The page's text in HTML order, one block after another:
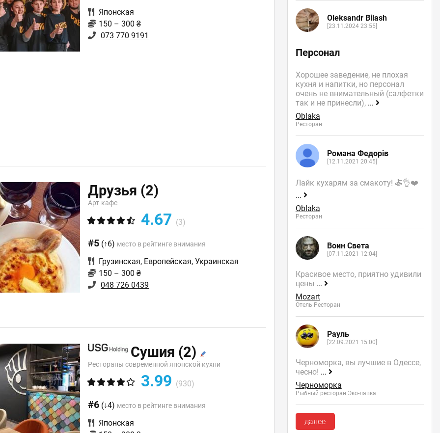
Японская
150 – 300 ₴
073 770 9191
Друзья (2)
Арт-кафе
4.67 (3)
#5 (↑6) место в рейтинге внимания
Грузинская, Европейская,Украинская
150 – 300 ₴
048 726 0439
Сушия (2)
Рестораны современной японской кухни
3.99 (930)
#6 (↓4) место в рейтинге внимания
Японская
Oleksandr Bilash
[23.11.2024 23:55]
Персонал
Хорошее заведение, не плохая
кухня и напитки, но персонал
очень не внимательный (салфетки
так и не принесли), ...
Oblaka
Ресторан
Романа Федорів
[12.11.2021 20:45]
Лайк кухарям за смакоту! 🍝👌❤️
...
Oblaka
Ресторан
Воин Света
[07.11.2021 12:04]
Красивое место, приятно удивили
цены ...
Mozart
Отель Ресторан
Рауль
[22.09.2021 15:00]
Черноморка, вы лучшие в Одессе,
чесно! ...
Черноморка
Рыбный ресторан Эко-лавка
далее